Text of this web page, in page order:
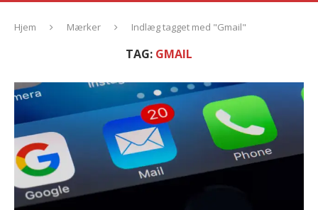
Hjem Mærker Indlæg tagget med "Gmail"
TAG: GMAIL